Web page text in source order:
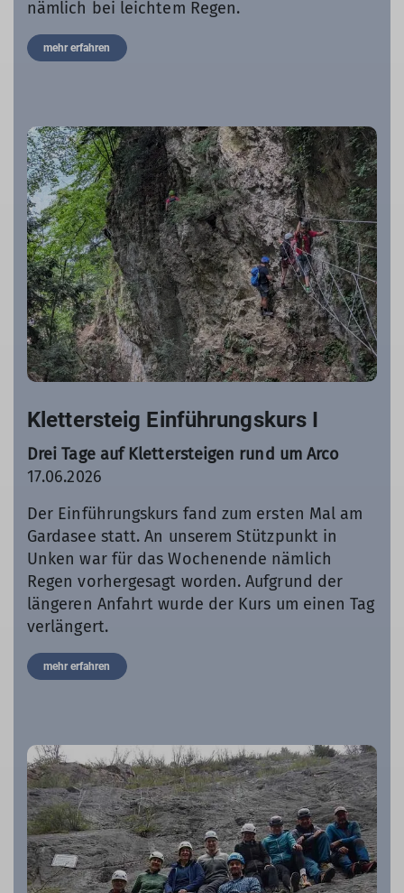
nämlich bei leichtem Regen.
mehr erfahren
Klettersteig Einführungskurs I
Drei Tage auf Klettersteigen rund um Arco
17.06.2026
Der Einführungskurs fand zum ersten Mal am
Gardasee statt. An unserem Stützpunkt in
Unken war für das Wochenende nämlich
Regen vorhergesagt worden. Aufgrund der
längeren Anfahrt wurde der Kurs um einen Tag
verlängert.
mehr erfahren